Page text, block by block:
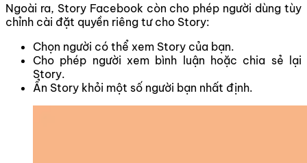
Ngoài ra, Story Facebook còn cho phép người dùng tùy
chỉnh cài đặt quyền riêng tư cho Story:
Chọn người có thể xem Story của bạn.
Cho phép người xem bình luận hoặc chia sẻ lại
Story.
Ẩn Story khỏi một số người bạn nhất định.